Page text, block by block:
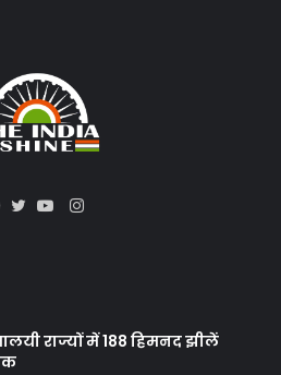
Instagram
राज्यों में 188 हिमनद झीलें